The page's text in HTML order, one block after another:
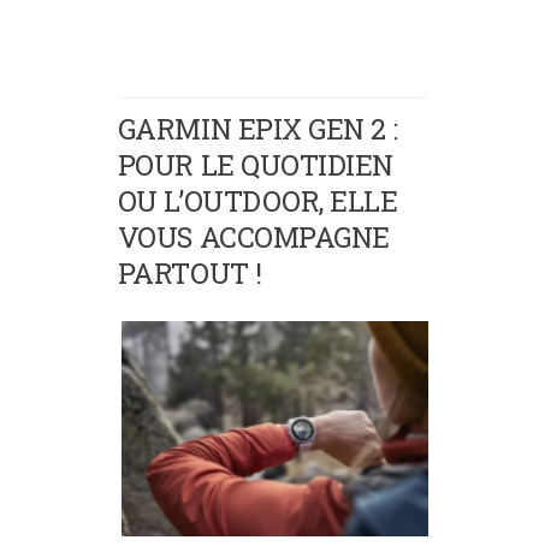
GARMIN EPIX GEN 2 :
POUR LE QUOTIDIEN
OU L’OUTDOOR, ELLE
VOUS ACCOMPAGNE
PARTOUT !